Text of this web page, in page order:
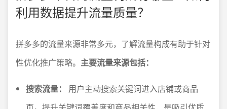
利用数据提升流量质量？
拼多多的流量来源非常多元，了解流量构成有助于针对
性优化推广策略。 主要流量来源包括：
搜索流量：
用户主动搜索关键词进入店铺或商品